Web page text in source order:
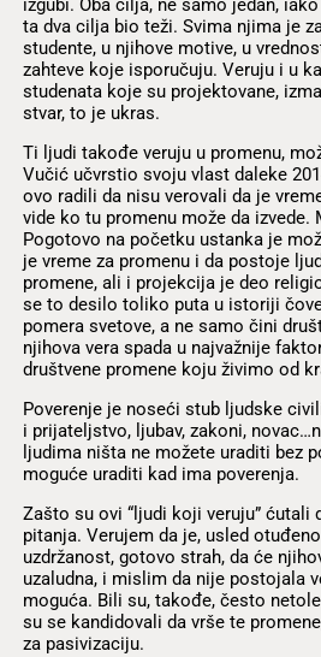
ta dva cilja bio teži. Svima njima je
studente, u njihove motive, u
zahteve koje isporučuju. Veruju i u
studenata koje su projektovane,
stvar, to je ukras.
Ti ljudi takođe veruju u promenu,
Vučić učvrstio svoju vlast daleke
ovo radili da nisu verovali da je
vide ko tu promenu može da
Pogotovo na početku ustanka je
je vreme za promenu i da postoje
promene, ali i projekcija je deo
se to desilo toliko puta u istoriji
pomera svetove, a ne samo čini
njihova vera spada u najvažnije
društvene promene koju živimo od
Poverenje je noseći stub ljudske
i prijateljstvo, ljubav, zakoni,
ljudima ništa ne možete uraditi bez
moguće uraditi kad ima poverenja.
Zašto su ovi “ljudi koji veruju” ćutali
pitanja. Verujem da je, usled
uzdržanost, gotovo strah, da će
uzaludna, i mislim da nije postojala
moguća. Bili su, takođe, često
su se kandidovali da vrše te
za pasivizaciju.